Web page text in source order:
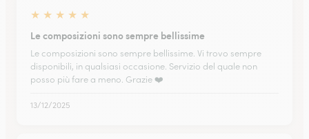
★ ★ ★ ★ ★
Le composizioni sono sempre bellissime
Le composizioni sono sempre bellissime. Vi trovo sempre
disponibili, in qualsiasi occasione. Servizio del quale non
posso più fare a meno. Grazie ❤️
13/12/2025